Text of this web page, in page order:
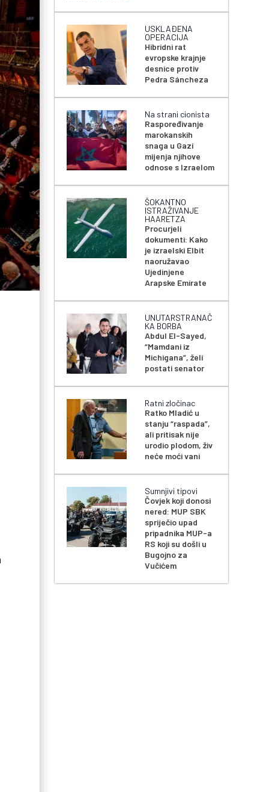
USKLAĐENA
OPERACIJA
Hibridni rat
evropske krajnje
desnice protiv
Pedra Sáncheza
Na strani cionista
Raspoređivanje
marokanskih
snaga u Gazi
mijenja njihove
odnose s Izraelom
ŠOKANTNO
ISTRAŽIVANJE
HAARETZA
Procurjeli
dokumenti: Kako
je izraelski Elbit
naoružavao
Ujedinjene
Arapske Emirate
UNUTARSTRANAČ
KA BORBA
Abdul El-Sayed,
“Mamdani iz
Michigana”, želi
postati senator
Ratni zločinac
Ratko Mladić u
stanju “raspada”,
ali pritisak nije
urodio plodom, živ
neće moći vani
Sumnjivi tipovi
Čovjek koji donosi
nered: MUP SBK
spriječio upad
pripadnika MUP-a
RS koji su došli u
Bugojno za
Vučićem